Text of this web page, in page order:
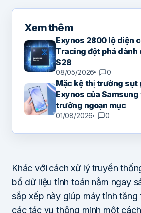
Xem thêm
Exynos 2800 lộ diện
Tracing đột phá dành
S28
08/05/2026 0
Mặc kệ thị trường sụt
Exynos của Samsung
trưởng ngoạn mục
01/08/2026 0
Khác với cách xử lý truyền
bổ dữ liệu tính toán nằm ngay
sắp xếp này giúp máy tính tăng
các tác vụ thông minh một